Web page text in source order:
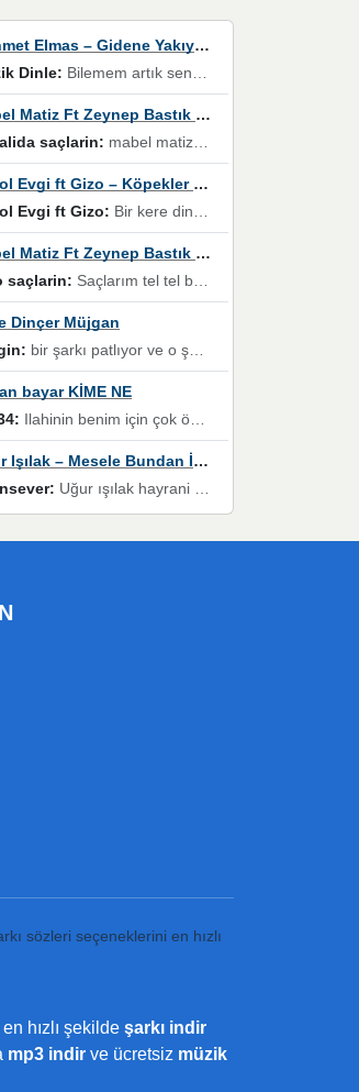
Mehmet Elmas – Gidene Yakıyorum
Dinle: Bilemem artık senden bir şans daha / Düştüğün zaman ben olmayacağım yanında” dizeleri, artık geçmişin tekrarına izin verilmeyeceğini, kişisel sınırların çizildiğini gösteriyor.
Mabel Matiz Ft Zeynep Bastık – Saçların
saçlarin: mabel matiz'in maya albümünde yer alan güzellerden. parça da şarkı hani! müzikal altyapısına vurulduğum, sözlerinde kaybolduğum bir parça olmuş.
Şenol Evgi ft Gizo – Köpekler Tanımadıklarına havlar
Evgi ft Gizo: Bir kere dinlememe rağmen kulaklardan gitmiyor sen sen sen sen kurban ol sen sen sen sen hayran ol yükses ses müzik dinleme sebebisiniz canlar bomba gibi patladınız maşallah
Mabel Matiz Ft Zeynep Bastık – Saçların
saçlarin: Saçlarım tel tel beyazlıyor beyazlagına degil yanımda sen yoksun ona üzülüyorum günler bir bir geçiyor geçen günlere değil sensiz geçen günlere darılıyorum,Dinledikce asla kavusamayacagim ama asla unutamicagim sevdiğim adam için yanar içim
Dinçer Müjgan
bir şarkı patlıyor ve o şarkıyı millet her paylaşımın altına koyuyor ve öyle bir durum hal alıyor ki şarkıyı dinlemeden şarkıdan bikıyorsun Ama bu enteresan bir şekilde dillere dolanıyor millet olarak seviyoruz dertlerle boğuşurken bir yandan da göbek atmayi))) diyeceklerim bu kadar güzel hoş bir sayfa emeğinize sağlık arkadaşlar kolay gelsin
bayar KİME NE
Ilahinin benim için çok özel bir yeri var İlk çıktığında komşum ne kadar yüksek sesle dinliyorsa orada duymuştum ve YouTube'dan aratıp Bu ilahiyi bulmuştum ve sonra müdavimi oldum günlük Ben de 3-5 kere dinleyip ezberleyip artık ilahiye bende eşlik ediyorum yüksek sesle Allah razı olsun hizmet nimettir Rabbim sizin zahmetlerinize de hayırlı nimetler versin Selam ve dua ile Allah'a emanet olun
Uğur Işılak – Mesele Bundan İbaret
Uğur ışılak hayrani olarak eski yeni tüm eserlerini keyifle huzurla dinleyenlerden birisiyim, emeğine saygı duyan gönül veren bunu en güzel şekilde sevenlerine ulaştıran siz değerli sayfa yöneticilerine de teşekkür ederim
sözleri seçeneklerini en hızlı
hızlı şekilde şarkı indir
mp3 indirve ücretsiz müzik